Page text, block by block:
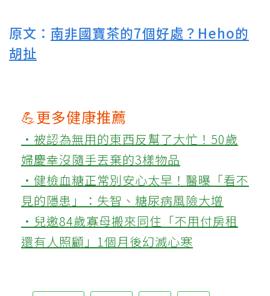
原文： 南非國寶茶的7個好處？Heho的
胡扯
💪更多健康推薦
‧被認為無用的東西反幫了大忙！50歲
婦慶幸沒隨手丟棄的3樣物品
‧健檢血糖正常別安心太早！醫曝「看不
見的隱患」：失智、糖尿病風險大增
‧兒邀84歲寡母搬來同住「不用付房租
還有人照顧」1個月後幻滅心寒